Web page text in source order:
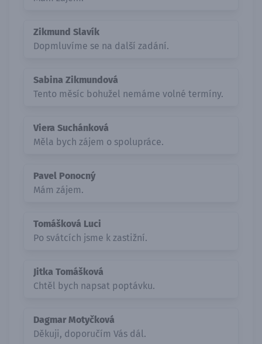
Zikmund Slavík
Dopmluvíme se na další zadání.
Sabina Zikmundová
Tento měsíc bohužel nemáme volné termíny.
Viera Suchánková
Měla bych zájem o spolupráce.
Pavel Ponocný
Mám zájem.
Tomášková Luci
Po svátcích jsme k zastižní.
Jitka Tomášková
Chtěl bych napsat poptávku.
Dagmar Motyčková
Děkuji, doporučím Vás dál.